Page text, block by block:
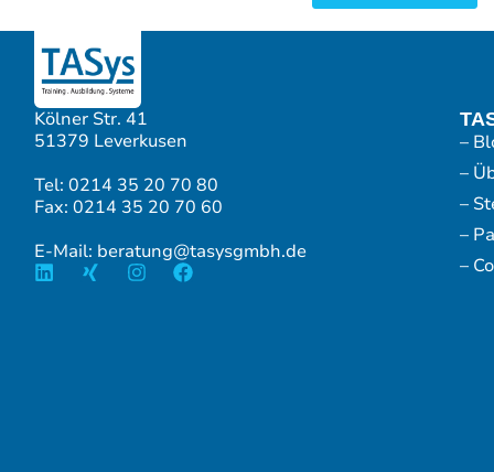
Kölner Str. 41
51379 Leverkusen
Tel: 0214 35 20 70 80
Fax: 0214 35 20 70 60
E-Mail: beratung@tasysgmbh.de
–
–
–
–
–